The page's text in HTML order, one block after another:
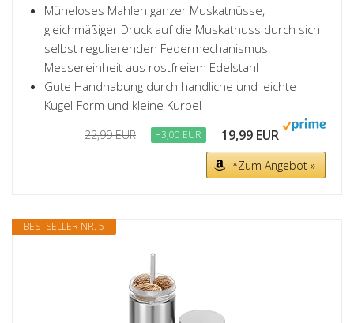
Müheloses Mahlen ganzer Muskatnüsse,
gleichmäßiger Druck auf die Muskatnuss durch sich
selbst regulierenden Federmechanismus,
Messereinheit aus rostfreiem Edelstahl
Gute Handhabung durch handliche und leichte
Kugel-Form und kleine Kurbel
22,99 EUR −3,00 EUR 19,99 EUR
*Zum Angebot »
BESTSELLER NR. 5